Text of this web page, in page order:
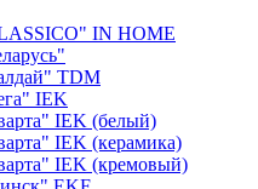
IN HOME
TDM
IEK
IEK (белый)
IEK (керамика)
IEK (кремовый)